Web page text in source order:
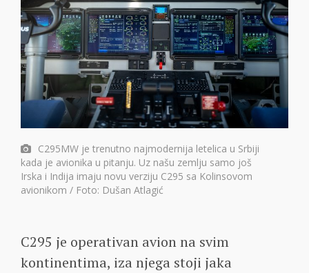
C295MW je trenutno najmodernija letelica u Srbiji
kada je avionika u pitanju. Uz našu zemlju samo još
Irska i Indija imaju novu verziju C295 sa Kolinsovom
avionikom / Foto: Dušan Atlagić
C295 je operativan avion na svim
kontinentima, iza njega stoji jaka